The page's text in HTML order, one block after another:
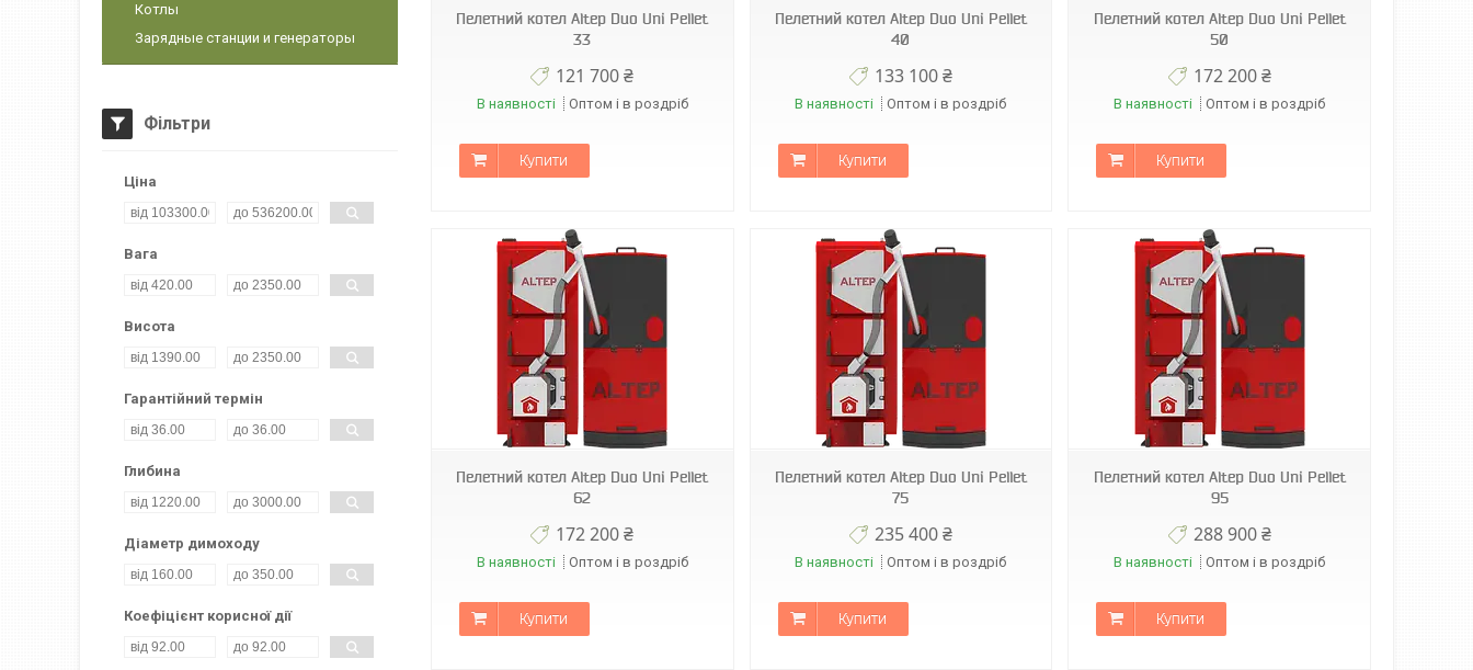
Пелетний котел Altep Duo Uni Pellet
33
121 700 ₴
В наявності Оптом і в роздріб
Купити
Пелетний котел Altep Duo Uni Pellet
40
133 100 ₴
В наявності Оптом і в роздріб
Купити
Пелетний котел Altep Duo Uni Pellet
50
172 200 ₴
В наявності Оптом і в роздріб
Купити
Пелетний котел Altep Duo Uni Pellet
62
172 200 ₴
В наявності Оптом і в роздріб
Купити
Пелетний котел Altep Duo Uni Pellet
75
235 400 ₴
В наявності Оптом і в роздріб
Купити
Пелетний котел Altep Duo Uni Pellet
95
288 900 ₴
В наявності Оптом і в роздріб
Купити
Котлы
Зарядные станции и генераторы
Фільтри
Ціна
Вага
Висота
Гарантійний термін
Глибина
Діаметр димоходу
Коефіцієнт корисної дії